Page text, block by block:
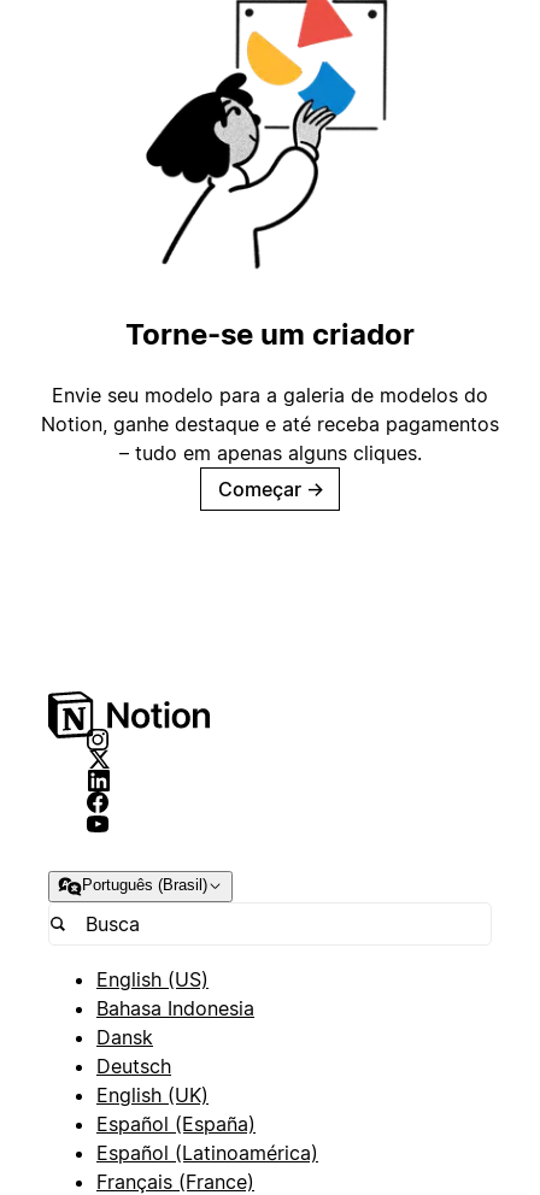
Torne-se um criador
Envie seu modelo para a galeria de modelos do
Notion, ganhe destaque e até receba pagamentos
– tudo em apenas alguns cliques.
Começar →
Português (Brasil)
English (US)
Bahasa Indonesia
Dansk
Deutsch
English (UK)
Español (España)
Español (Latinoamérica)
Français (France)